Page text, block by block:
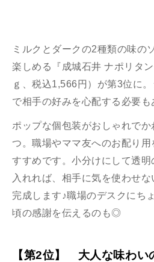
ミルクとダークの2種類の味の
楽しめる『成城石井 ナポリタ
ｇ、税込1,566円）が第3位に
で相手の好みを心配する必要も
ポップな個包装がおしゃれで
つ。職場やママ友へのお配り
すすめです。小分けにして透
入れれば、相手に気を使わせ
完成します♪職場のデスクにち
頃の感謝を伝えるのも◎
【第2位】 大人な味わい